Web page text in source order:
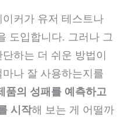
커가 유저 테스트나
도입합니다. 그러나 그
하는 더 쉬운 방법이
나 잘 사용하는지를
품의 성패를 예측하고
시작해 보는 게 어떨까